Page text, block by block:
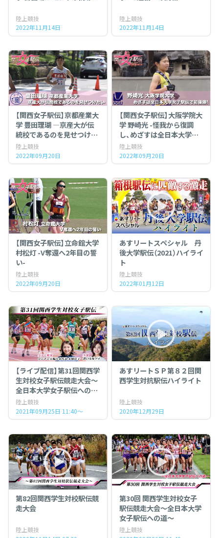
陸上競技
2022年11月14日
陸上競技
2022年11月14日
【関西女子駅伝】京都産業大
学 豊田理瑚 ―京産大が伝
統校であるのを見せつけた
いー
陸上競技
2022年09月20日
【関西女子駅伝】大阪学院大
学 野崎光 -怪我から復調
し、めざすは全日本大学女
子駅伝対校選手権大会での
優勝！-
陸上競技
2022年09月20日
【関西女子駅伝】立命館大学
村松灯 -V奪還へ2年目の誓
い-
陸上競技
2022年09月20日
あすリートスペシャル 丹
後大学駅伝（2021）ハイライ
ト
陸上競技
2022年01月12日
【ライブ配信】第31回関西学
生対校女子駅伝競走大会～
全日本大学女子駅伝への道
～
陸上競技
2021年09月25日 11:40～
あすリートＳＰ第８２回関
西学生対抗駅伝ハイライト
陸上競技
2020年12月29日
第82回関西学生対校駅伝競
走大会
陸上競技
第30回 関西学生対校女子
駅伝競走大会～全日本大学
女子駅伝への道～
陸上競技